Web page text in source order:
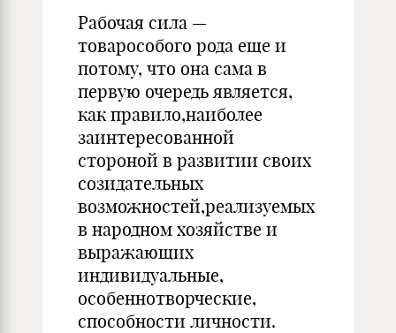
Рабочая сила —
товарособого рода еще и
потому, что она сама в
первую очередь является,
как правило,наиболее
заинтересованной
стороной в развитии своих
созидательных
возможностей,реализуемых
в народном хозяйстве и
выражающих
индивидуальные,
особеннотворческие,
способности личности.